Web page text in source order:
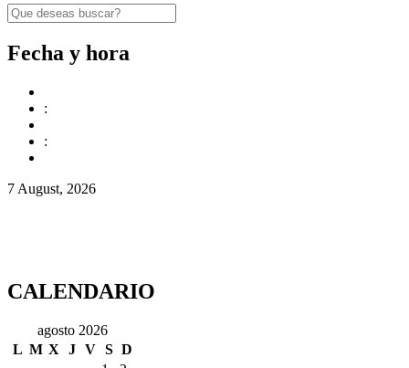
Fecha y hora
:
:
7 August, 2026
CALENDARIO
agosto 2026
L M X J V S D